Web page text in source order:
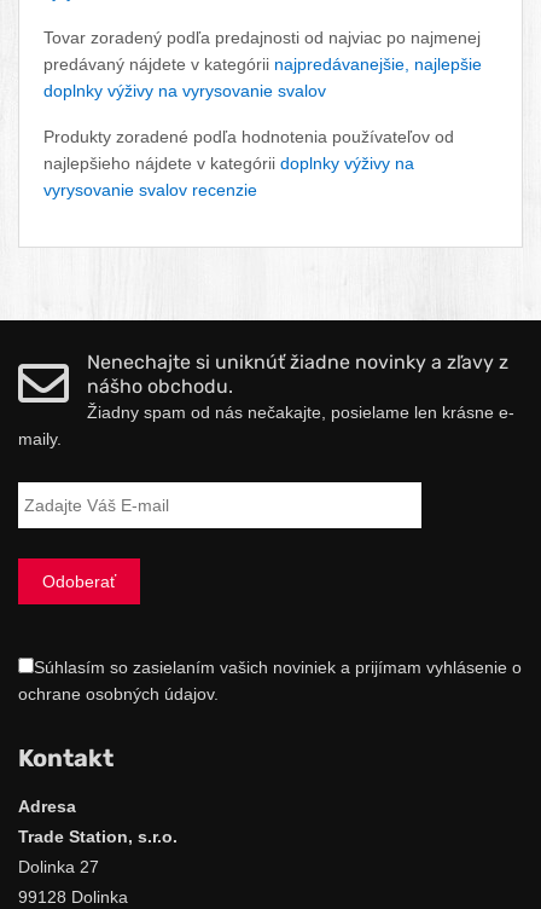
Tovar zoradený podľa predajnosti od najviac po najmenej
predávaný nájdete v kategórii najpredávanejšie, najlepšie
doplnky výživy na vyrysovanie svalov
Produkty zoradené podľa hodnotenia používateľov od
najlepšieho nájdete v kategórii doplnky výživy na
vyrysovanie svalov recenzie
Nenechajte si uniknúť žiadne novinky a zľavy z
nášho obchodu.
Žiadny spam od nás nečakajte, posielame len krásne e-
maily.
Súhlasím so zasielaním vašich noviniek a prijímam vyhlásenie o
ochrane osobných údajov.
Kontakt
Adresa
Trade Station, s.r.o.
Dolinka 27
99128 Dolinka